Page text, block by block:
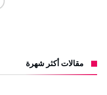
مقالات أكثر شهرة